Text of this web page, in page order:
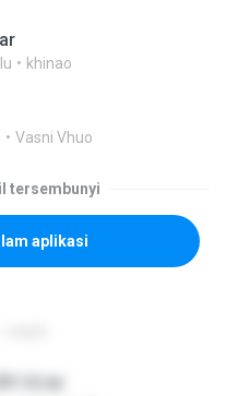
khinao
Vasni Vhuo
tersembunyi
aplikasi